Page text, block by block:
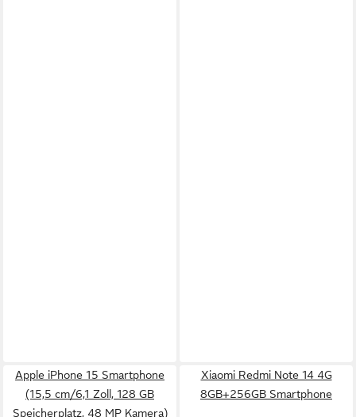
Apple iPhone 15 Smartphone
(15,5 cm/6,1 Zoll, 128 GB
Speicherplatz, 48 MP Kamera)
Xiaomi Redmi Note 14 4G
8GB+256GB Smartphone